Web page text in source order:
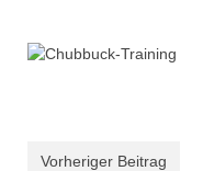
Vorheriger Beitrag